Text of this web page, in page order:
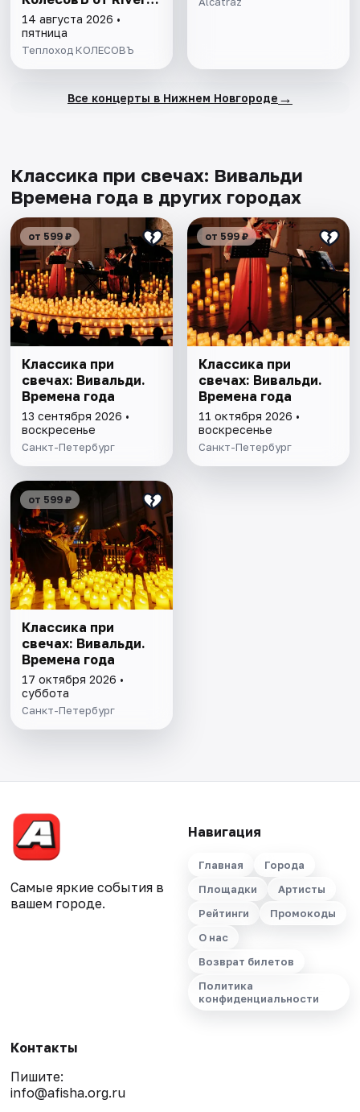
Dance
14 августа 2026 •
пятница
Теплоход КОЛЕСОВЪ
Все концерты в Нижнем Новгороде →
Классика при свечах: Вивальди
Времена года в других городах
от 599 ₽
Классика при
свечах: Вивальди.
Времена года
13 сентября 2026 •
воскресенье
Санкт-Петербург
от 599 ₽
Классика при
свечах: Вивальди.
Времена года
11 октября 2026 •
воскресенье
Санкт-Петербург
от 599 ₽
Классика при
свечах: Вивальди.
Времена года
17 октября 2026 •
суббота
Санкт-Петербург
Самые яркие события в
вашем городе.
Навигация
Главная
Города
Площадки
Артисты
Рейтинги
Промокоды
О нас
Возврат билетов
Политика
конфиденциальности
Контакты
Пишите:
info@afisha.org.ru